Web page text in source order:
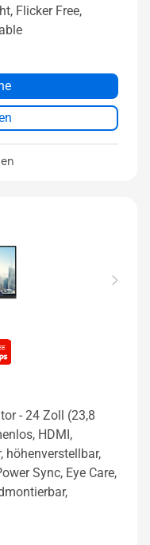
Flicker Free,
- 24 Zoll (23,8
HDMI,
höhenverstellbar,
Sync, Eye Care,